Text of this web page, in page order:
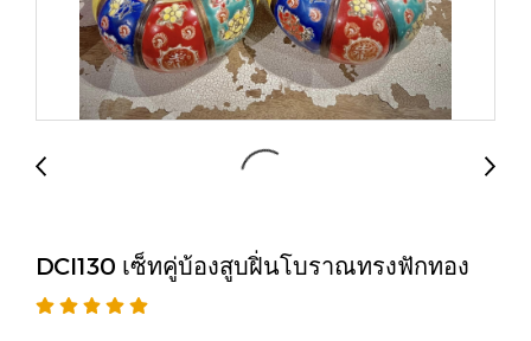
DCI130 เซ็ทคู่บ้องสูบฝิ่นโบราณทรงฟักทอง